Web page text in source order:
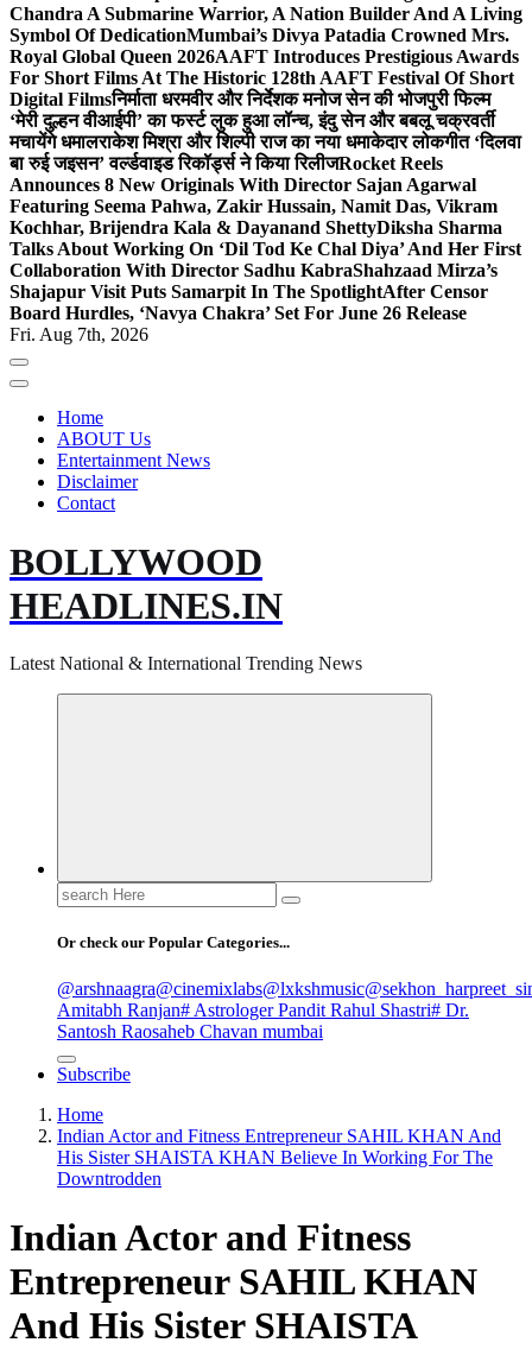
Chandra A Submarine Warrior, A Nation Builder And A Living
Symbol Of DedicationMumbai’s Divya Patadia Crowned Mrs.
Royal Global Queen 2026AAFT Introduces Prestigious Awards
For Short Films At The Historic 128th AAFT Festival Of Short
Digital Filmsनिर्माता धरमवीर और निर्देशक मनोज सेन की भोजपुरी फिल्म
‘मेरी दुल्हन वीआईपी’ का फर्स्ट लुक हुआ लॉन्च, इंदु सेन और बबलू चक्रवर्ती
मचायेंगे धमालराकेश मिश्रा और शिल्पी राज का नया धमाकेदार लोकगीत ‘दिलवा
बा रुई जइसन’ वर्ल्डवाइड रिकॉर्ड्स ने किया रिलीजRocket Reels
Announces 8 New Originals With Director Sajan Agarwal
Featuring Seema Pahwa, Zakir Hussain, Namit Das, Vikram
Kochhar, Brijendra Kala & Dayanand ShettyDiksha Sharma
Talks About Working On ‘Dil Tod Ke Chal Diya’ And Her First
Collaboration With Director Sadhu KabraShahzaad Mirza’s
Shajapur Visit Puts Samarpit In The SpotlightAfter Censor
Board Hurdles, ‘Navya Chakra’ Set For June 26 Release
Fri. Aug 7th, 2026
Home
ABOUT Us
Entertainment News
Disclaimer
Contact
BOLLYWOOD
HEADLINES.IN
Latest National & International Trending News
Search
for:
Or check our Popular Categories...
@arshnaagra@cinemixlabs@lxkshmusic
Amitabh Ranjan# Astrologer Pandit Rahul Shastri# Dr.
Santosh Raosaheb Chavan mumbai
Subscribe
Home
Indian Actor and Fitness Entrepreneur SAHIL KHAN And
His Sister SHAISTA KHAN Believe In Working For The
Downtrodden
Indian Actor and Fitness
Entrepreneur SAHIL KHAN
And His Sister SHAISTA